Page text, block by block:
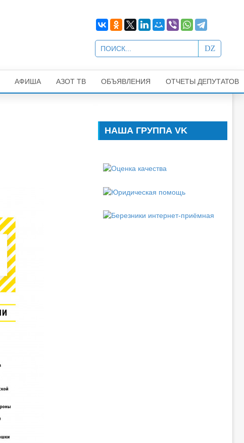
АФИША АЗОТ ТВ ОБЪЯВЛЕНИЯ ОТЧЕТЫ ДЕПУТАТОВ
НАША ГРУППА VK